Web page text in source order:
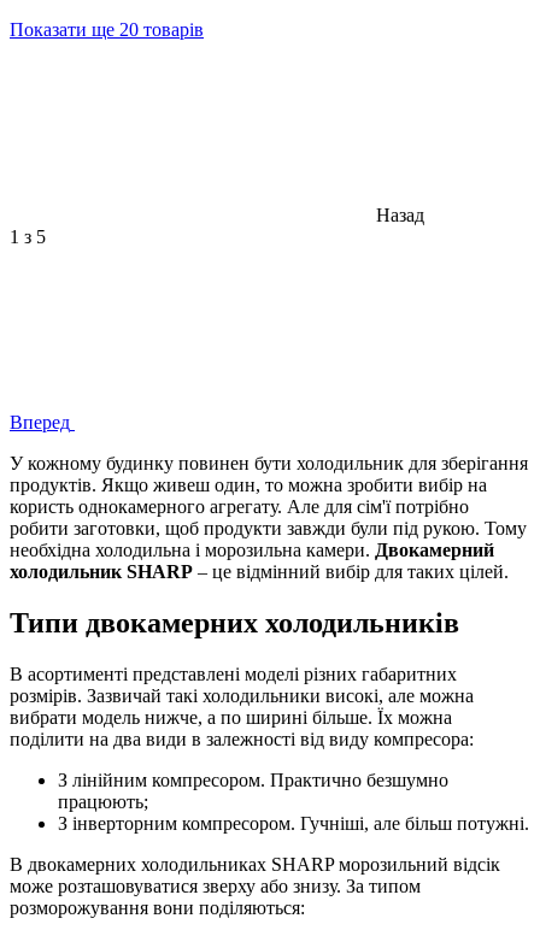
Показати ще 20 товарів
Назад
1 з 5
Вперед
У кожному будинку повинен бути холодильник для зберігання
продуктів. Якщо живеш один, то можна зробити вибір на
користь однокамерного агрегату. Але для сім'ї потрібно
робити заготовки, щоб продукти завжди були під рукою. Тому
необхідна холодильна і морозильна камери. Двокамерний
холодильник SHARP – це відмінний вибір для таких цілей.
Типи двокамерних холодильників
В асортименті представлені моделі різних габаритних
розмірів. Зазвичай такі холодильники високі, але можна
вибрати модель нижче, а по ширині більше. Їх можна
поділити на два види в залежності від виду компресора:
З лінійним компресором. Практично безшумно
працюють;
З інверторним компресором. Гучніші, але більш потужні.
В двокамерних холодильниках SHARP морозильний відсік
може розташовуватися зверху або знизу. За типом
розморожування вони поділяються: